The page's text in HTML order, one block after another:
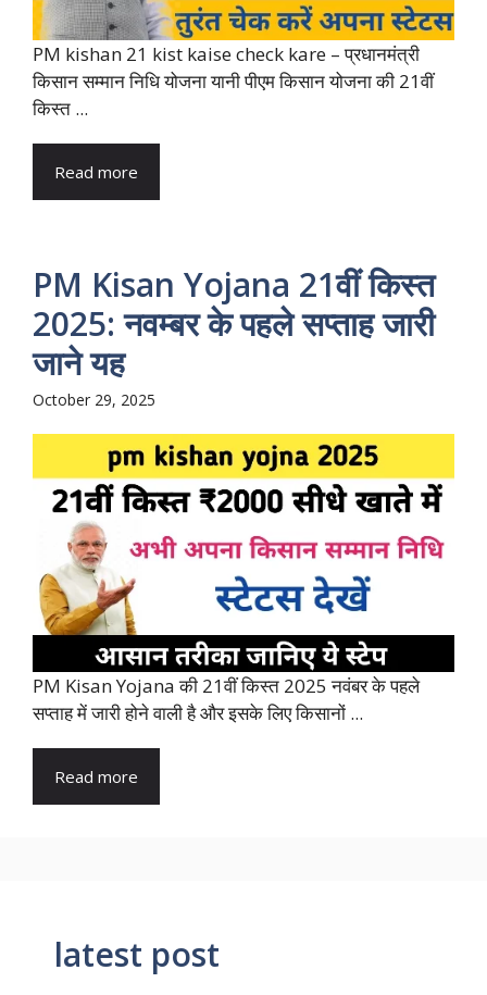
PM kishan 21 kist kaise check kare – प्रधानमंत्री
किसान सम्मान निधि योजना यानी पीएम किसान योजना की 21वीं
किस्त ...
Read more
PM Kisan Yojana 21वीं किस्त
2025: नवम्बर के पहले सप्ताह जारी
जाने यह
October 29, 2025
PM Kisan Yojana की 21वीं किस्त 2025 नवंबर के पहले
सप्ताह में जारी होने वाली है और इसके लिए किसानों ...
Read more
latest post